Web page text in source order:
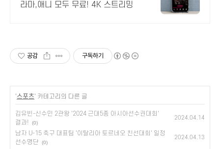
라마,애니 모두 무료! 4K 스트리밍
공감 구독하기
'스포츠' 카테고리의 다른 글
김유빈-신수민 2관왕 '2024 근대5종 아시아선수권대회'
결과!
(0)
2024.04.14
남자 U-15 축구 대표팀 '이탈리아 토르네오 친선대회' 일정
선수명단
(0)
2024.04.13